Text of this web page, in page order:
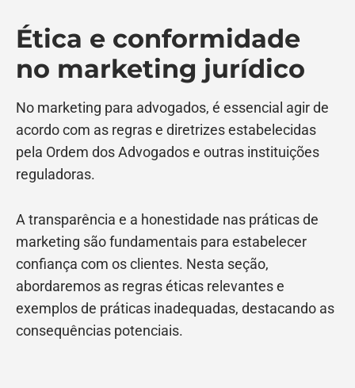
Ética e conformidade
no marketing jurídico
No marketing para advogados, é essencial agir de
acordo com as regras e diretrizes estabelecidas
pela Ordem dos Advogados e outras instituições
reguladoras.
A transparência e a honestidade nas práticas de
marketing são fundamentais para estabelecer
confiança com os clientes. Nesta seção,
abordaremos as regras éticas relevantes e
exemplos de práticas inadequadas, destacando as
consequências potenciais.